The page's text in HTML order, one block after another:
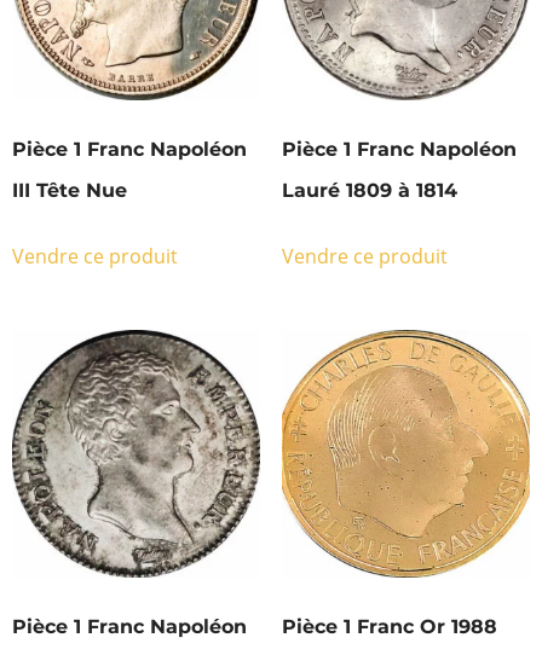
Pièce 1 Franc Napoléon
III Tête Nue
Vendre ce produit
Pièce 1 Franc Napoléon
Lauré 1809 à 1814
Vendre ce produit
Pièce 1 Franc Napoléon
Pièce 1 Franc Or 1988